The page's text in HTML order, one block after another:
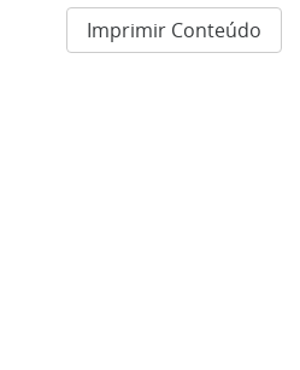
Imprimir Conteúdo